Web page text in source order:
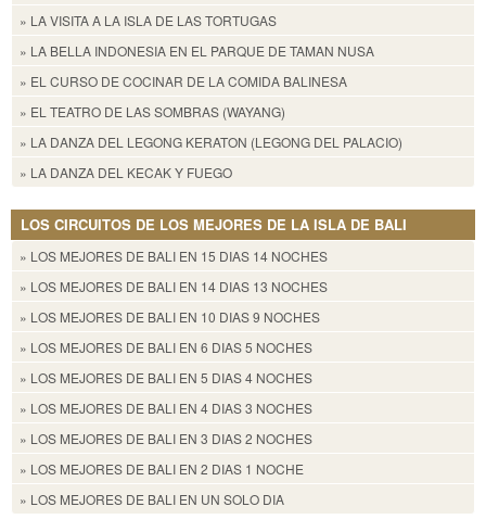
» LA VISITA A LA ISLA DE LAS TORTUGAS
» LA BELLA INDONESIA EN EL PARQUE DE TAMAN NUSA
» EL CURSO DE COCINAR DE LA COMIDA BALINESA
» EL TEATRO DE LAS SOMBRAS (WAYANG)
» LA DANZA DEL LEGONG KERATON (LEGONG DEL PALACIO)
» LA DANZA DEL KECAK Y FUEGO
LOS CIRCUITOS DE LOS MEJORES DE LA ISLA DE BALI
» LOS MEJORES DE BALI EN 15 DIAS 14 NOCHES
» LOS MEJORES DE BALI EN 14 DIAS 13 NOCHES
» LOS MEJORES DE BALI EN 10 DIAS 9 NOCHES
» LOS MEJORES DE BALI EN 6 DIAS 5 NOCHES
» LOS MEJORES DE BALI EN 5 DIAS 4 NOCHES
» LOS MEJORES DE BALI EN 4 DIAS 3 NOCHES
» LOS MEJORES DE BALI EN 3 DIAS 2 NOCHES
» LOS MEJORES DE BALI EN 2 DIAS 1 NOCHE
» LOS MEJORES DE BALI EN UN SOLO DIA